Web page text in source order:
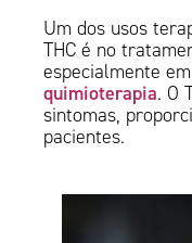
Um dos usos
THC é no
especialmente
quimioterapia. O
sintomas,
pacientes.